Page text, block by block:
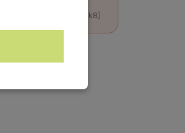
[DWG, 419.0 kB]